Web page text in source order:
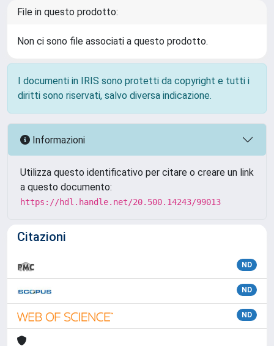
File in questo prodotto:
Non ci sono file associati a questo prodotto.
I documenti in IRIS sono protetti da copyright e tutti i
diritti sono riservati, salvo diversa indicazione.
Informazioni
Utilizza questo identificativo per citare o creare un link
a questo documento:
https://hdl.handle.net/20.500.14243/99013
Citazioni
ND
ND
ND